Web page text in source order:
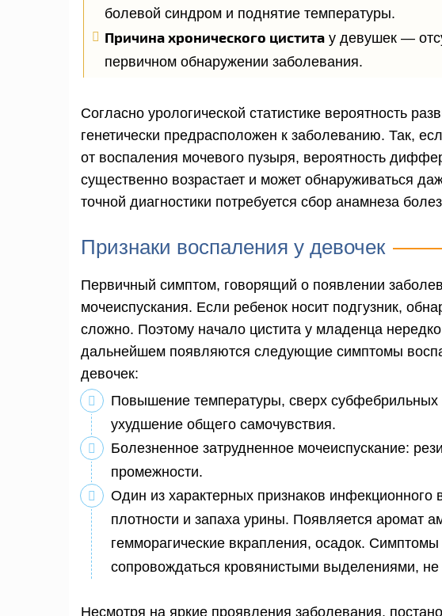
болевой синдром и поднятие температуры.
Причина хронического цистита у девушек —
первичном обнаружении заболевания.
Согласно урологической статистике вероятность
генетически предрасположен к заболеванию. Так,
от воспаления мочевого пузыря, вероятность
существенно возрастает и может обнаруживаться
точной диагностики потребуется сбор анамнеза
Признаки воспаления у девочек
Первичный симптом, говорящий о появлении
мочеиспускания. Если ребенок носит подгузник,
сложно. Поэтому начало цистита у младенца
дальнейшем появляются следующие симптомы
девочек:
Повышение температуры, сверх субфебрильных
ухудшение общего самочувствия.
Болезненное затрудненное мочеиспускание:
промежности.
Один из характерных признаков
плотности и запаха урины. Появляется аромат
гемморагические вкрапления, осадок. Симптомы
сопровождаться кровянистыми выделениями,
Несмотря на яркие проявления заболевания,